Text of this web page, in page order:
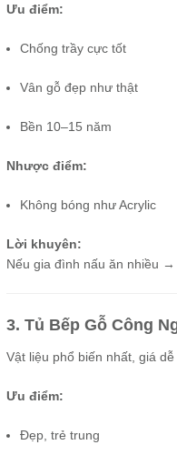
Ưu điểm:
Chống trầy cực tốt
Vân gỗ đẹp như thật
Bền 10–15 năm
Nhược điểm:
Không bóng như Acrylic
Lời khuyên:
Nếu gia đình nấu ăn nhiều →
3. Tủ Bếp Gỗ Công
Vật liệu phổ biến nhất, giá dễ
Ưu điểm:
Đẹp, trẻ trung